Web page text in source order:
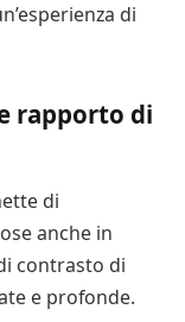
di
rapporto di
di
anche in
contrasto di
e profonde.